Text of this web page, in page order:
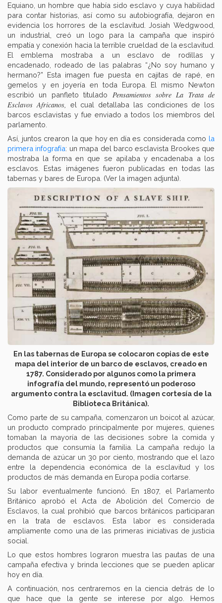
Equiano, un hombre que había sido esclavo y cuya habilidad
para contar historias, así como su autobiografía, dejaron en
evidencia los horrores de la esclavitud. Josiah Wedgwood,
un industrial, creó un logo para la campaña que inspiró
empatía y conexión hacia la terrible crueldad de la esclavitud.
El emblema mostraba a un esclavo de rodillas y
encadenado, rodeado de las palabras “¿No soy humano y
hermano?” Esta imagen fue puesta en cajitas de rapé, en
gemelos y en joyería en toda Europa. El mismo Newton
escribió un panfleto titulado Pensamientos sobre La Trata de
Esclavos Africanos, el cual detallaba las condiciones de los
barcos esclavistas y fue enviado a todos los miembros del
parlamento.
Así, juntos crearon la que hoy en día es considerada como la
primera infografía: un mapa del barco esclavista Brookes que
mostraba la forma en que se apilaba y encadenaba a los
esclavos. Estas imágenes fueron publicadas en todas las
tabernas y bares de Europa. (Ver la imagen adjunta).
En las tabernas de Europa se colocaron copias de este
mapa del interior de un barco de esclavos, creado en
1787. Considerado por algunos como la primera
infografía del mundo, representó un poderoso
argumento contra la esclavitud. (Imagen cortesía de la
Biblioteca Británica).
Como parte de su campaña, comenzaron un boicot al azúcar,
un producto comprado principalmente por mujeres, quienes
tomaban la mayoría de las decisiones sobre la comida y
productos que consumía la familia. La campaña redujo la
demanda de azúcar un 30 por ciento, mostrando que el lazo
entre la dependencia económica de la esclavitud y los
productos de más demanda en Europa podía cortarse.
Su labor eventualmente funcionó. En 1807, el Parlamento
Británico aprobó el Acta de Abolición del Comercio de
Esclavos, la cual prohibió que barcos británicos participaran
en la trata de esclavos. Esta labor es considerada
ampliamente como una de las primeras iniciativas de justicia
social.
Lo que estos hombres lograron muestra las pautas de una
campaña efectiva y brinda lecciones que se pueden aplicar
hoy en día.
A continuación, nos centraremos en la ciencia detrás de lo
que hace que la gente se interese por algo. Hemos